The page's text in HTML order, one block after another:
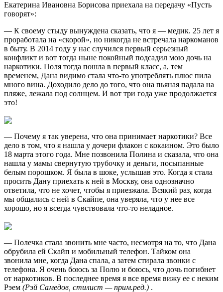
Екатерина Ивановна Борисова приехала на передачу «Пусть
говорят»:
— К своему стыду вынуждена сказать, что я — медик. 25 лет я
проработала на «скорой», но никогда не встречала наркоманов
в быту. В 2014 году у нас случился первый серьезный
конфликт и вот тогда ныне покойный подсадил мою дочь на
наркотики. Поля тогда пошла в первый класс, а, тем
временем, Дана видимо стала что-то употреблять плюс пила
много вина. Доходило дело до того, что она пьяная падала на
пляже, лежала под солнцем. И вот три года уже продолжается
это!
— Почему я так уверена, что она принимает наркотики? Все
дело в том, что я нашла у дочери флакон с кокаином. Это было
18 марта этого года. Мне позвонила Полина и сказала, что она
нашла у мамы свернутую трубочку и деньги, посыпанные
белым порошком. Я была в шоке, услышав это. Когда я стала
просить Дану приехать к ней в Москву, она однозначно
ответила, что не хочет, чтобы я приезжала. Всякий раз, когда
мы общались с ней в Скайпе, она уверяла, что у нее все
хорошо, но я всегда чувствовала что-то неладное.
— Полечка стала звонить мне часто, несмотря на то, что Дана
обрубила ей Скайп и мобильный телефон. Тайком она
звонила мне, когда Дана спала, а затем стирала звонки с
телефона. Я очень боюсь за Полю и боюсь, что дочь погибнет
от наркотиков. В последнее время я все время вижу ее с неким
Рэем (Рэй Самедов, стилист — прим.ред.) .